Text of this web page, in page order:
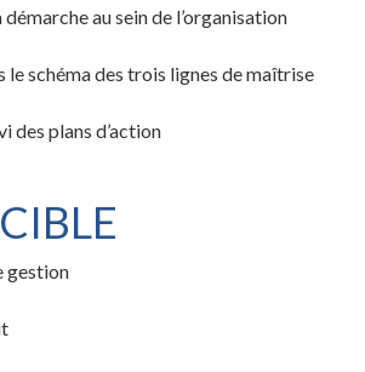
au sein de l’organisation
le schéma des trois lignes de maîtrise
des plans d’action
gestion